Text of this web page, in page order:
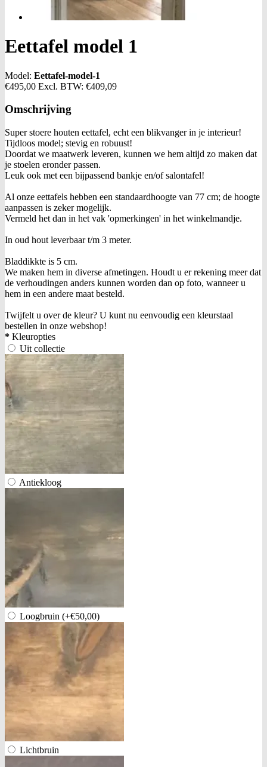
Eettafel model 1
Model: Eettafel-model-1
€495,00 Excl. BTW: €409,09
Omschrijving
Super stoere houten eettafel, echt een blikvanger in je interieur!
Tijdloos model; stevig en robuust!
Doordat we maatwerk leveren, kunnen we hem altijd zo maken dat
je stoelen eronder passen.
Leuk ook met een bijpassend bankje en/of salontafel!
Al onze eettafels hebben een standaardhoogte van 77 cm; de hoogte
aanpassen is zeker mogelijk.
Vermeld het dan in het vak 'opmerkingen' in het winkelmandje.
In oud hout leverbaar t/m 3 meter.
Bladdikkte is 5 cm.
We maken hem in diverse afmetingen. Houdt u er rekening meer dat
de verhoudingen anders kunnen worden dan op foto, wanneer u
hem in een andere maat besteld.
Twijfelt u over de kleur? U kunt nu eenvoudig een kleurstaal
bestellen in onze webshop!
* Kleuropties
Uit collectie
Antiekloog
Loogbruin (+€50,00)
Lichtbruin